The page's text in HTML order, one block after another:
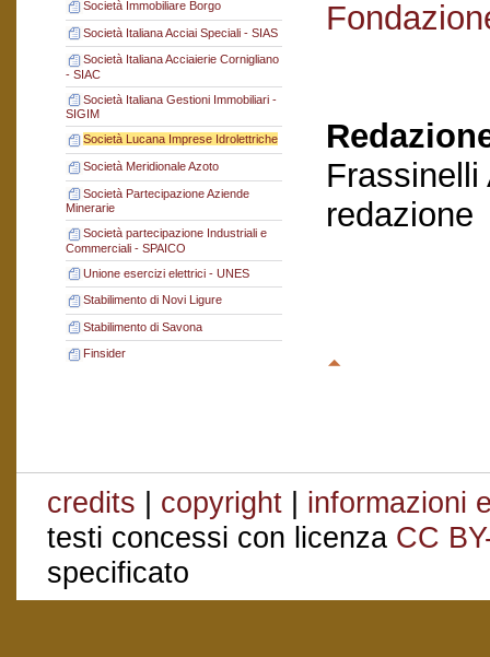
Società Immobiliare Borgo
Società Italiana Acciai Speciali - SIAS
Società Italiana Acciaierie Cornigliano
- SIAC
Società Italiana Gestioni Immobiliari -
SIGIM
Società Lucana Imprese Idrolettriche
Società Meridionale Azoto
Società Partecipazione Aziende
Minerarie
Società partecipazione Industriali e
Commerciali - SPAICO
Unione esercizi elettrici - UNES
Stabilimento di Novi Ligure
Stabilimento di Savona
Finsider
Frassinelli
redazione
credits | copyright | informazioni
testi concessi con licenza CC
specificato